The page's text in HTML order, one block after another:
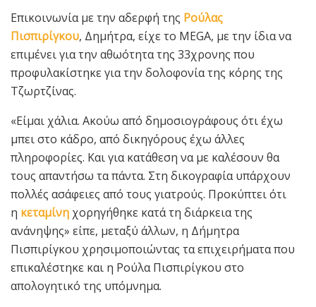
Επικοινωνία με την αδερφή της Ρούλας
Πισπιρίγκου, Δημήτρα, είχε το MEGA, με την ίδια να
επιμένει για την αθωότητα της 33χρονης που
προφυλακίστηκε για την δολοφονία της κόρης της
Τζωρτζίνας.
«Είμαι χάλια. Ακούω από δημοσιογράφους ότι έχω
μπει στο κάδρο, από δικηγόρους έχω άλλες
πληροφορίες. Και για κατάθεση να με καλέσουν θα
τους απαντήσω τα πάντα. Στη δικογραφία υπάρχουν
πολλές ασάφειες από τους γιατρούς. Προκύπτει ότι
η κεταμίνη χορηγήθηκε κατά τη διάρκεια της
ανάνηψης» είπε, μεταξύ άλλων, η Δήμητρα
Πισπιρίγκου χρησιμοποιώντας τα επιχειρήματα που
επικαλέστηκε και η Ρούλα Πισπιρίγκου στο
απολογητικό της υπόμνημα.